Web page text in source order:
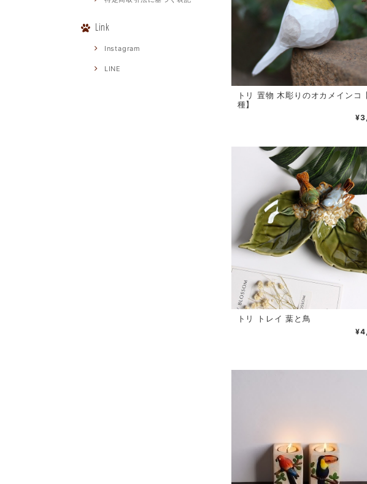
Link
Instagram
LINE
トリ 置物 木彫りのオカメインコ
種】
トリ トレイ 葉と鳥